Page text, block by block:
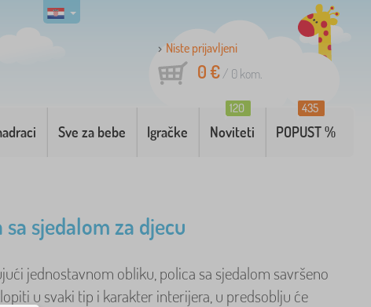
Niste prijavljeni
0 €/ 0 kom.
Sve za bebe Igračke Noviteti
120
POPUST %
435
sa sjedalom za djecu
jednostavnom obliku, polica sa sjedalom savršeno
u svaki tip i karakter interijera, u predsoblju će